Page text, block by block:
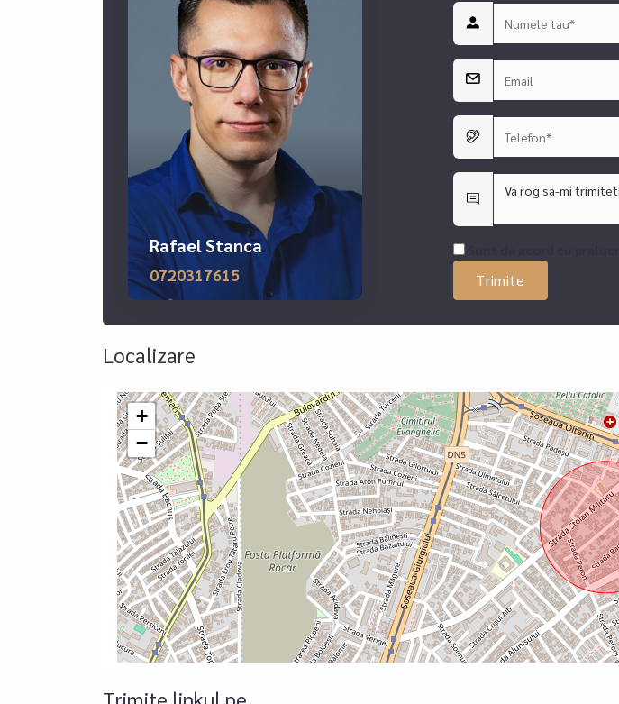
-Acces facil la mijloace de transport in comun, inclusiv metrou (Constantin
-Parcul Tineretului la cativa pasi – zona cu vad pietonal si trafic intens;
Disponibil imediat! Pentru mai multe detalii sunati la numarul din anunt.Oferim cu
apartamente, case, vile, terenuri, spatii comerciale si de birou, consultanta juridica
solutie de creditare conform profilului clientului, accesarea creditului devine simpla
cea mai mare retea de brokeraj de credite, DSA Advisor, operata la nivel national de
Rafael Stanca
0720317615
Localizare
+
−